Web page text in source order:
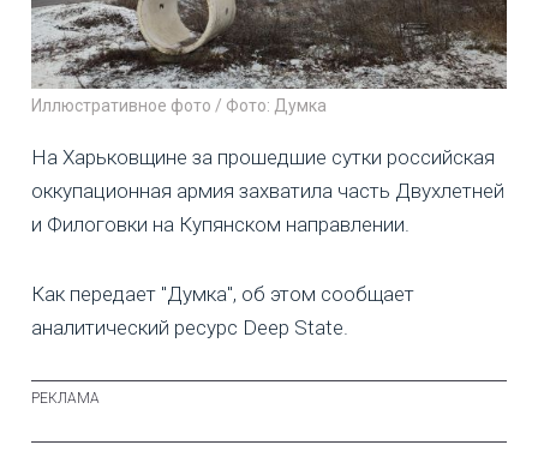
Иллюстративное фото / Фото: Думка
На Харьковщине за прошедшие сутки российская
оккупационная армия захватила часть Двухлетней
и Филоговки на Купянском направлении.
Как передает "Думка", об этом сообщает
аналитический ресурс Deep State.